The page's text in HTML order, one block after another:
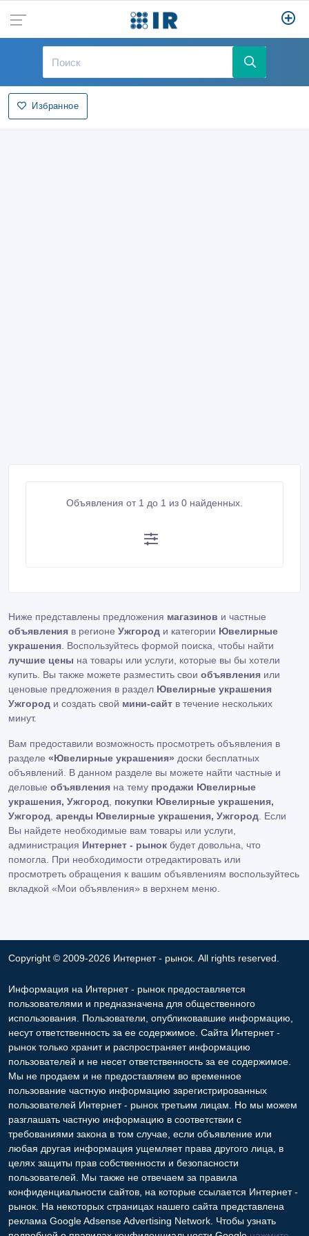
Избранное
Объявления от 1 до 1 из 0 найденных.
Ниже представлены предложения магазинов и частные
объявления в регионе Ужгород и категории Ювелирные
украшения . Воспользуйтесь формой поиска, чтобы найти
лучшие цены на товары или услуги, которые вы бы хотели
купить. Вы также можете разместить свои объявления или
ценовые предложения в раздел Ювелирные украшения
Ужгород и создать свой мини-сайт в течение нескольких
минут.
Вам предоставили возможность просмотреть объявления в
разделе «Ювелирные украшения» доски бесплатных
объявлений. В данном разделе вы можете найти частные и
деловые объявления на тему продажи Ювелирные
украшения, Ужгород покупки Ювелирные украшения,
Ужгород аренды Ювелирные украшения, Ужгород . Если
Вы найдете необходимые вам товары или услуги,
администрация Интернет - рынок будет довольна, что
помогла. При необходимости отредактировать или
просмотреть обращения к вашим объявлениям воспользуйтесь
вкладкой «Мои объявления» в верхнем меню.
Copyright © 2009-2026 Интернет - рынок. All rights reserved.
Информация на Интернет - рынок предоставляется
пользователями и предназначена для общественного
использования. Пользователи, опубликовавшие информацию,
несут ответственность за ее содержимое. Сайта Интернет -
рынок только хранит и распространяет информацию
пользователей и не несет ответственность за ее содержимое.
Мы не продаем и не предоставляем во временное
пользование частную информацию зарегистрированных
пользователей Интернет - рынок третьим лицам. Но мы можем
разглашать частную информацию в соответствии с
требованиями закона в том случае, если объявление или
любая другая информация ущемляет права другого лица, в
целях защиты прав собственности и безопасности
пользователей. Мы также не отвечаем за правила
конфиденциальности сайтов, на которые ссылается Интернет -
рынок. На некоторых страницах нашего сайта представлена
реклама Google Adsense Advertising Network. Чтобы узнать